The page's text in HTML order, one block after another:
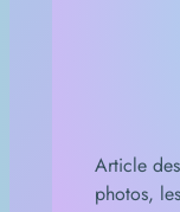
Article
photos,